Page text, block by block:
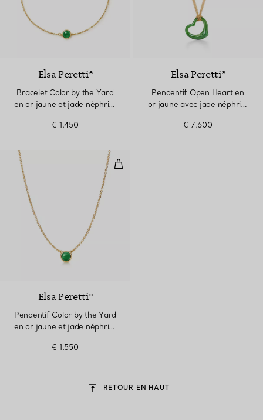
Elsa Peretti®
Bracelet Color by the Yard
en or jaune et jade néphrite
€ 1.450
Elsa Peretti®
Pendentif Open Heart en
or jaune avec jade néphrite
€ 7.600
Pendentif Color by the Yard en
Elsa Peretti®
Pendentif Color by the Yard
en or jaune et jade néphrite
€ 1.550
RETOUR EN HAUT